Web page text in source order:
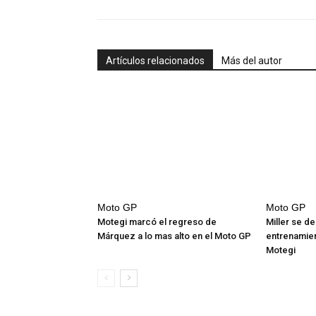
Artículos relacionados Más del autor
Moto GP
Motegi marcó el regreso de
Márquez a lo mas alto en el Moto GP
Moto GP
Miller se
Motegi